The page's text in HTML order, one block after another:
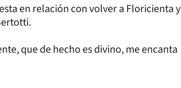
en relación con volver a Floricienta y
que de hecho es divino, me encanta